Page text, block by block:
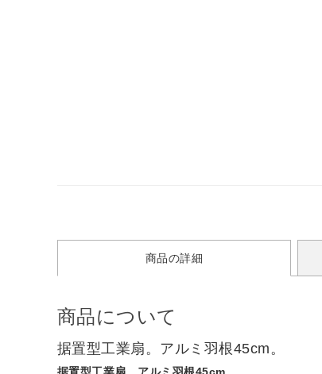
商品の詳細
商品について
据置型工業扇。アルミ羽根45cm。
据置型工業扇。アルミ羽根45cm。